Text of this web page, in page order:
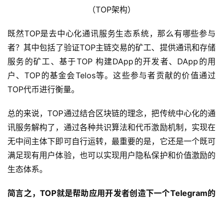
（TOP架构）
既然TOP是去中心化通讯服务生态系统，那么有哪些参与
者？其中包括了验证TOP主链交易的矿工、提供通讯和存储
服务的矿工、基于TOP 构建DApp的开发者、DApp的用
户、TOP的基金会Telos等。这些参与者贡献的价值通过
TOP代币进行衡量。
总的来说，TOP通过结合区块链的理念，把传统中心化的通
讯服务解构了，通过各种共识算法和代币激励机制，实现在
无中间主体下即可自行运转，最重要的是，它还是一个既可
满足现有用户体验，也可以实现用户隐私保护和价值激励的
生态体系。
简言之，TOP就是帮助应用开发者创造下一个Telegram的